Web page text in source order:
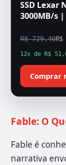
SSD Lexar
3000MB/s
R$ 729,40R$
12x de R$
Comprar
Fable: O
Fable é
narrativa